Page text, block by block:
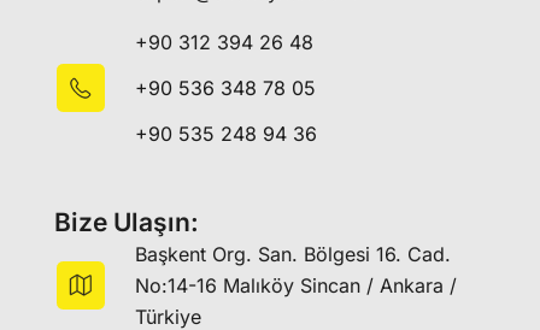
+90 312 394 26 48
+90 536 348 78 05
+90 535 248 94 36
Bize Ulaşın:
Başkent Org. San. Bölgesi 16. Cad.
No:14-16 Malıköy Sincan / Ankara /
Türkiye